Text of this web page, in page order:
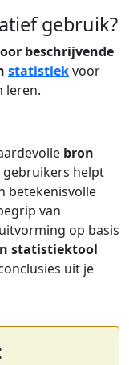
gebruik?
beschrijvende
statistiekvoor
leren.
bron
gebruikers helpt
betekenisvolle
van
op basis
statistiektool
uit je